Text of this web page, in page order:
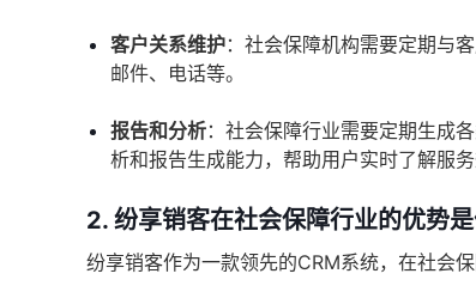
客户关系维护：社会保障机构需要定期与
邮件、电话等。
报告和分析：社会保障行业需要定期生成
析和报告生成能力，帮助用户实时了解服务
2. 纷享销客在社会保障行业的优势是
纷享销客作为一款领先的CRM系统，在社会